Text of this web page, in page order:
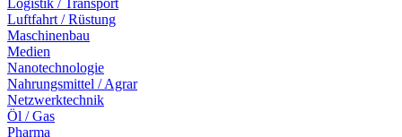
Logistik / Transport
Luftfahrt / Rüstung
Maschinenbau
Medien
Nanotechnologie
Nahrungsmittel / Agrar
Netzwerktechnik
Öl / Gas
Pharma